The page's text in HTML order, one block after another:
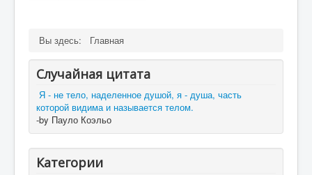
Вы здесь: Главная
Случайная цитата
Я - не тело, наделенное душой, я - душа, часть
которой видима и называется телом.
-by Пауло Коэльо
Категории